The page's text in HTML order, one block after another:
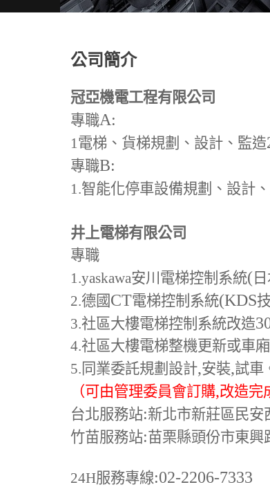
公司簡介
冠亞機電工程有限公司
專職A:
1電梯、貨梯規劃、設計、監造
專職B:
1.智能化停車設備規劃、設計
井上電梯有限公司
專職
1.yaskawa安川電梯控制系統(
2.德國 CT電梯控制系統(KDS
3.社區大樓電梯控制系統改造
4.社區大樓電梯整機更新或車
5. 同業委託規劃設計,安裝,試車
（可由管理委員會訂購,改造完
台北服務站:新北市新莊區民安
竹苗服務站:苗栗縣頭份市東興
24H服務專線:02-2206-7333